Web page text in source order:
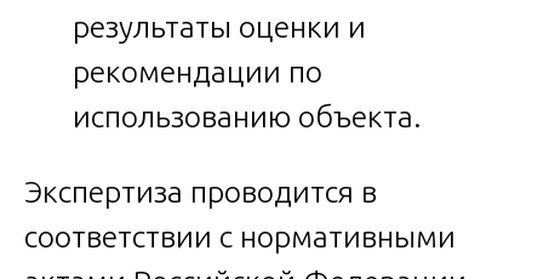
результаты оценки и
рекомендации по
использованию объекта.
Экспертиза проводится в
соответствии с нормативными